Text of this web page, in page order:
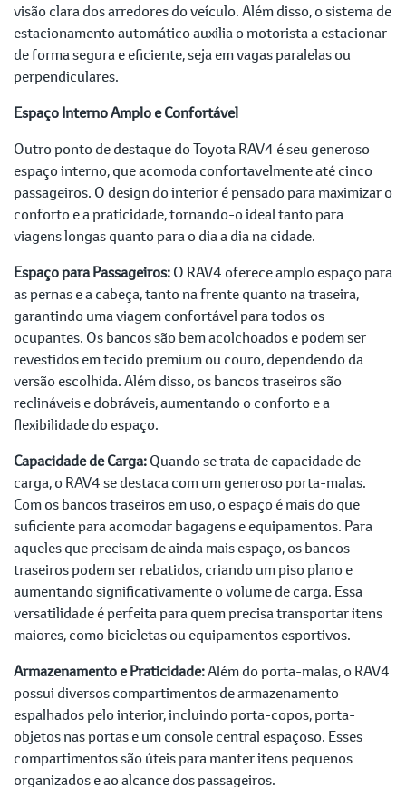
visão clara dos arredores do veículo. Além disso, o sistema de
estacionamento automático auxilia o motorista a estacionar
de forma segura e eficiente, seja em vagas paralelas ou
perpendiculares.
Espaço Interno Amplo e Confortável
Outro ponto de destaque do Toyota RAV4 é seu generoso
espaço interno, que acomoda confortavelmente até cinco
passageiros. O design do interior é pensado para maximizar o
conforto e a praticidade, tornando-o ideal tanto para
viagens longas quanto para o dia a dia na cidade.
Espaço para Passageiros:O RAV4 oferece amplo espaço para
as pernas e a cabeça, tanto na frente quanto na traseira,
garantindo uma viagem confortável para todos os
ocupantes. Os bancos são bem acolchoados e podem ser
revestidos em tecido premium ou couro, dependendo da
versão escolhida. Além disso, os bancos traseiros são
reclináveis e dobráveis, aumentando o conforto e a
flexibilidade do espaço.
Capacidade de Carga:Quando se trata de capacidade de
carga, o RAV4 se destaca com um generoso porta-malas.
Com os bancos traseiros em uso, o espaço é mais do que
suficiente para acomodar bagagens e equipamentos. Para
aqueles que precisam de ainda mais espaço, os bancos
traseiros podem ser rebatidos, criando um piso plano e
aumentando significativamente o volume de carga. Essa
versatilidade é perfeita para quem precisa transportar itens
maiores, como bicicletas ou equipamentos esportivos.
Armazenamento e Praticidade:Além do porta-malas, o RAV4
possui diversos compartimentos de armazenamento
espalhados pelo interior, incluindo porta-copos, porta-
objetos nas portas e um console central espaçoso. Esses
compartimentos são úteis para manter itens pequenos
organizados e ao alcance dos passageiros.